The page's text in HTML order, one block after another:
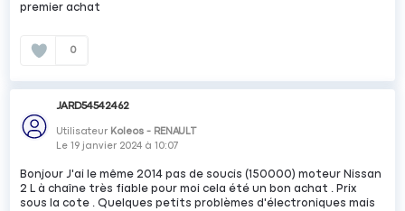
premier achat
0
JARD54542462
Utilisateur Koleos - RENAULT
Le19 janvier 2024 à10:07
Bonjour J'ai le même 2014 pas de soucis (150000) moteur Nissan
2 L à chaîne très fiable pour moi cela été un bon achat . Prix
sous la cote . Quelques petits problèmes d'électroniques mais